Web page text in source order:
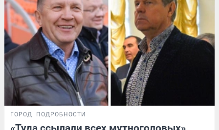
ГОРОД ПОДРОБНОСТИ